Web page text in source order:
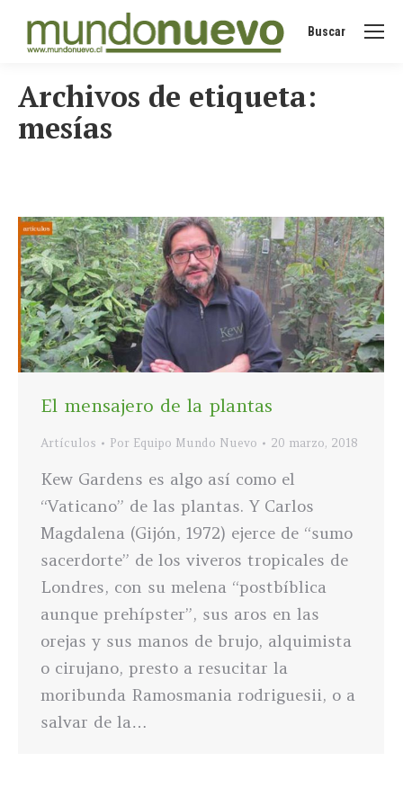
Buscar:
Buscar
Archivos de etiqueta:
mesías
El mensajero de la plantas
Artículos Por Equipo Mundo Nuevo 20 marzo, 2018
Kew Gardens es algo así como el
“Vaticano” de las plantas. Y Carlos
Magdalena (Gijón, 1972) ejerce de “sumo
sacerdorte” de los viveros tropicales de
Londres, con su melena “postbíblica
aunque prehípster”, sus aros en las
orejas y sus manos de brujo, alquimista
o cirujano, presto a resucitar la
moribunda Ramosmania rodriguesii, o a
salvar de la…